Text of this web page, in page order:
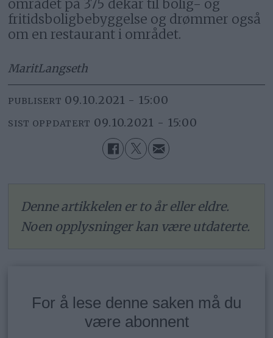
området på 375 dekar til bolig- og
fritidsboligbebyggelse og drømmer også
om en restaurant i området.
MaritLangseth
PUBLISERT 09.10.2021 - 15:00
SIST OPPDATERT 09.10.2021 - 15:00
Denne artikkelen er to år eller eldre.
Noen opplysninger kan være utdaterte.
For å lese denne saken må du
være abonnent